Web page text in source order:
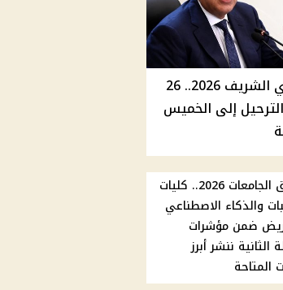
إجازة المولد النبوي الشريف 2026.. 26
إلى الخميس
تنسيق الجامعات 2026.. كليات
والذكاء الاصطناعي
ضمن مؤشرات
الثانية ننشر أبرز
المتاحة